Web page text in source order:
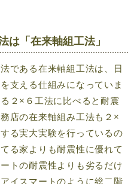
は「在来軸組工法」
である在来軸組工法は、日
支える仕組みになっていま
２×６工法に比べると耐震
店の在来軸組み工法も２×
る実大実験を行っているの
る家よりも耐震性に優れて
トの耐震性よりも劣るだけ
イスマートのように総二階